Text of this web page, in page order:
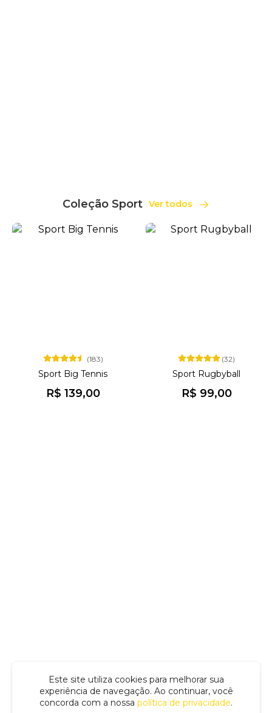
Coleção Sport Ver todos
(183)
Sport Big Tennis
R$ 139,00
(32)
Sport Rugbyball
R$ 99,00
Este site utiliza cookies para melhorar sua
experiência de navegação. Ao continuar, você
concorda com a nossa política de privacidade.